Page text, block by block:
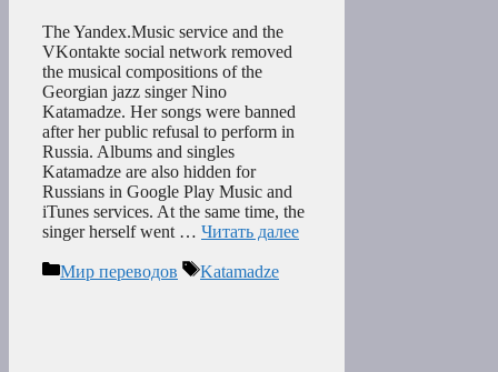
The Yandex.Music service and the
VKontakte social network removed
the musical compositions of the
Georgian jazz singer Nino
Katamadze. Her songs were banned
after her public refusal to perform in
Russia. Albums and singles
Katamadze are also hidden for
Russians in Google Play Music and
iTunes services. At the same time, the
singer herself went … Читать далее
Рубрики
Мир переводов Метки
Katamadze